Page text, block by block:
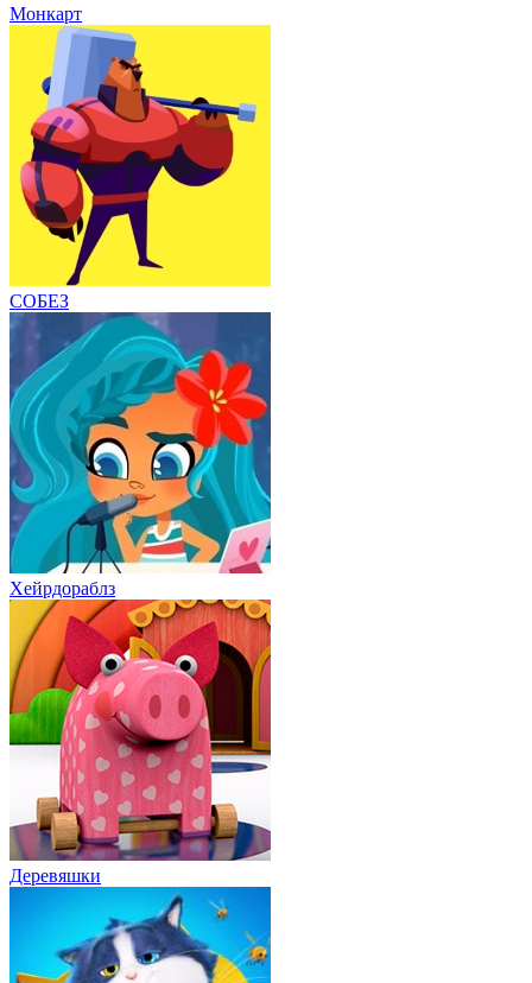
Монкарт
СОБЕЗ
Хейрдораблз
Деревяшки